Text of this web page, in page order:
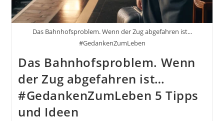
Das Bahnhofsproblem. Wenn der Zug abgefahren ist...
#GedankenZumLeben
Das Bahnhofsproblem. Wenn
der Zug abgefahren ist…
#GedankenZumLeben 5 Tipps
und Ideen